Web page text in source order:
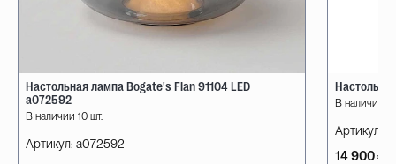
Настольная лампа Bogate's Flan 91104 LED
a072592
В наличии 10 шт.
Артикул: a072592
В наличии
Артикул:
14 900 ₽